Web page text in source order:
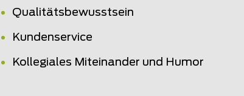
Qualitätsbewusstsein
Kundenservice
Kollegiales Miteinander und Humor